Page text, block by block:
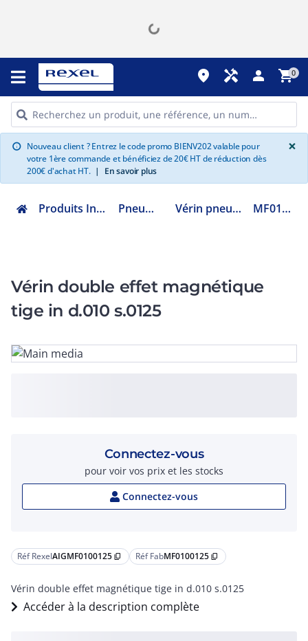
place handyman person shopping_cart0
info Nouveau client ? Entrez le code promo BIENV202 valable pour
votre 1ère commande et bénéficiez de 20€ HT de réduction dès
200€ d'achat HT. | En savoir plus
×
Produits Industriels Pneumatique Vérin pneumatique MF0100125
Vérin double effet magnétique
tige in d.010 s.0125
Réf RexelAIGMF0100125 content_copy Réf FabMF0100125 content_copy
Vérin double effet magnétique tige in d.010 s.0125
Accéder à la description complète
Connectez-vous
pour voir vos prix et les stocks
Connectez-vous